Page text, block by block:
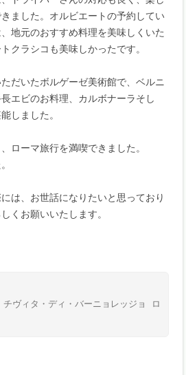
ました。オルビエートの予約してい
地元のおすすめ料理を美味しくいた
クラシコも美味しかったです。
だいたボルゲーゼ美術館で、ベルニ
エビのお料理、カルボナーラそし
しました。
ローマ旅行を満喫できました。
は、お世話になりたいと思っており
くお願いいたします。
チヴィタ・ディ・バーニョレッジョ
ロ